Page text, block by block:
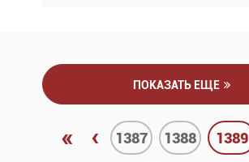
ПОКАЗАТЬ ЕЩЕ
« ‹ 1387 1388 1389